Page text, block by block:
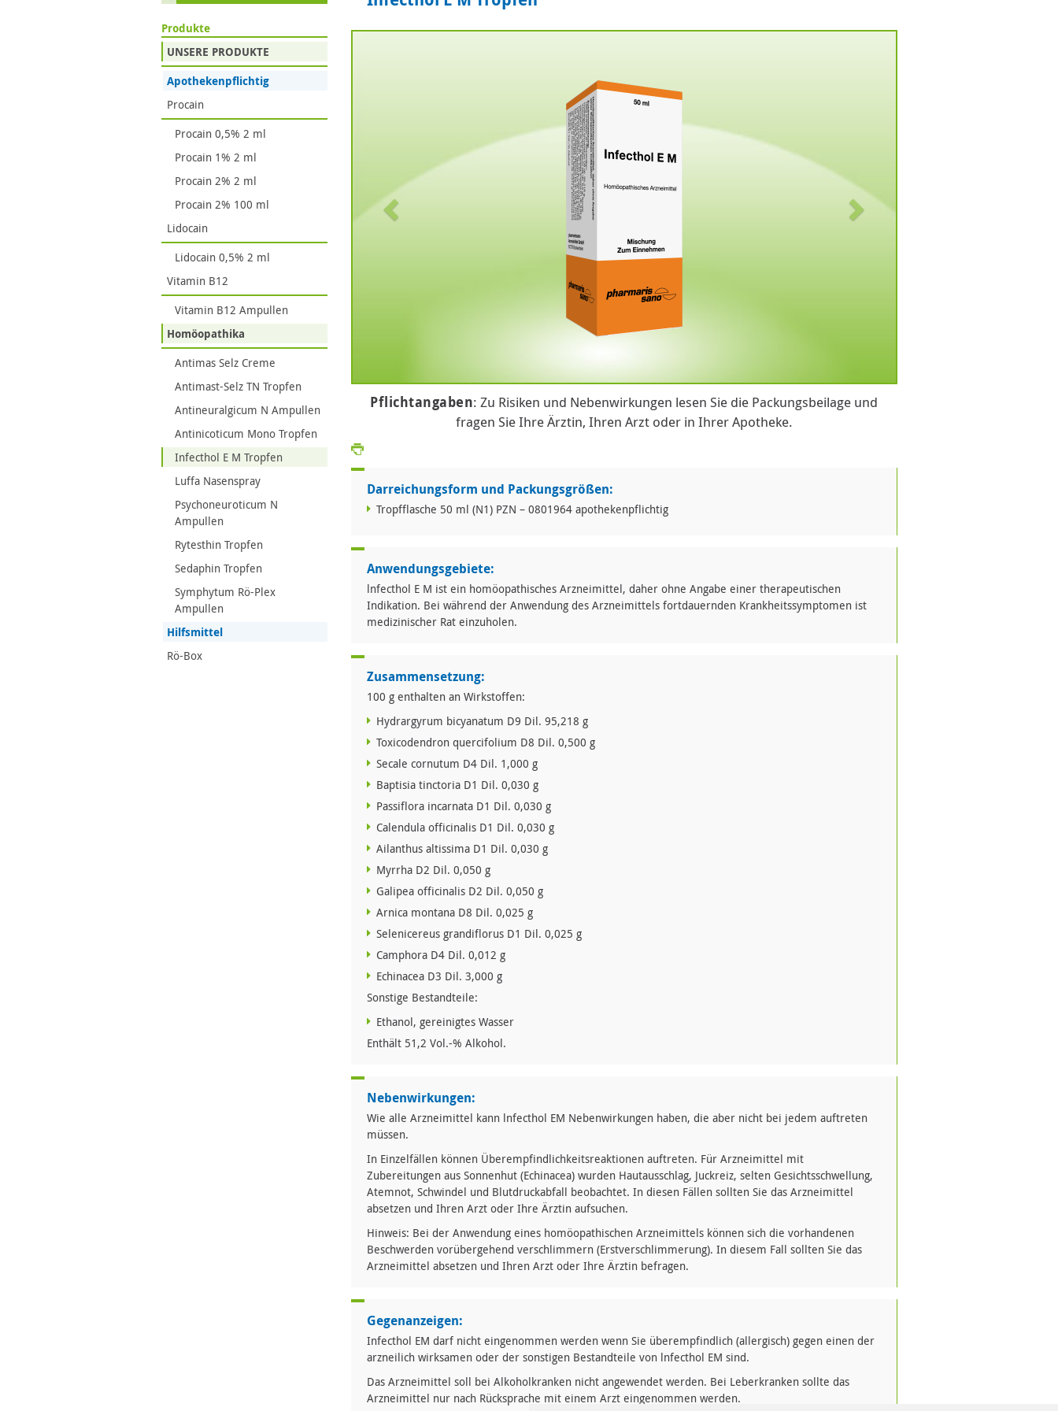
Pflichtangaben: Zu Risiken und Nebenwirkungen lesen Sie die Packungsbeilage und
fragen Sie Ihre Ärztin, Ihren Arzt oder in Ihrer Apotheke.
Darreichungsform und Packungsgrößen:
Tropfflasche 50 ml (N1) PZN – 0801964 apothekenpflichtig
Anwendungsgebiete:
lnfecthol E M ist ein homöopathisches Arzneimittel, daher ohne Angabe einer therapeutischen
Indikation. Bei während der Anwendung des Arzneimittels fortdauernden Krankheitssymptomen ist
medizinischer Rat einzuholen.
Zusammensetzung:
100 g enthalten an Wirkstoffen:
Hydrargyrum bicyanatum D9 Dil. 95,218 g
Toxicodendron quercifolium D8 Dil. 0,500 g
Secale cornutum D4 Dil. 1,000 g
Baptisia tinctoria D1 Dil. 0,030 g
Passiflora incarnata D1 Dil. 0,030 g
Calendula officinalis D1 Dil. 0,030 g
Ailanthus altissima D1 Dil. 0,030 g
Myrrha D2 Dil. 0,050 g
Galipea officinalis D2 Dil. 0,050 g
Arnica montana D8 Dil. 0,025 g
Selenicereus grandiflorus D1 Dil. 0,025 g
Camphora D4 Dil. 0,012 g
Echinacea D3 Dil. 3,000 g
Sonstige Bestandteile:
Ethanol, gereinigtes Wasser
Enthält 51,2 Vol.-% Alkohol.
Nebenwirkungen:
Wie alle Arzneimittel kann lnfecthol EM Nebenwirkungen haben, die aber nicht bei jedem auftreten
müssen.
In Einzelfällen können Überempfindlichkeitsreaktionen auftreten. Für Arzneimittel mit
Zubereitungen aus Sonnenhut (Echinacea) wurden Hautausschlag, Juckreiz, selten Gesichtsschwellung,
Atemnot, Schwindel und Blutdruckabfall beobachtet. In diesen Fällen sollten Sie das Arzneimittel
absetzen und Ihren Arzt oder Ihre Ärztin aufsuchen.
Hinweis: Bei der Anwendung eines homöopathischen Arzneimittels können sich die vorhandenen
Beschwerden vorübergehend verschlimmern (Erstverschlimmerung). In diesem Fall sollten Sie das
Arzneimittel absetzen und Ihren Arzt oder Ihre Ärztin befragen.
Gegenanzeigen:
Infecthol EM darf nicht eingenommen werden wenn Sie überempfindlich (allergisch) gegen einen der
arzneilich wirksamen oder der sonstigen Bestandteile von lnfecthol EM sind.
Das Arzneimittel soll bei Alkoholkranken nicht angewendet werden. Bei Leberkranken sollte das
Arzneimittel nur nach Rücksprache mit einem Arzt eingenommen werden.
Produkte
UNSERE PRODUKTE
Apothekenpflichtig
Procain
Procain 0,5% 2 ml
Procain 1% 2 ml
Procain 2% 2 ml
Procain 2% 100 ml
Lidocain
Lidocain 0,5% 2 ml
Vitamin B12
Vitamin B12 Ampullen
Homöopathika
Antimas Selz Creme
Antimast-Selz TN Tropfen
Antineuralgicum N Ampullen
Antinicoticum Mono Tropfen
Infecthol E M Tropfen
Luffa Nasenspray
Psychoneuroticum N
Ampullen
Rytesthin Tropfen
Sedaphin Tropfen
Symphytum Rö-Plex
Ampullen
Hilfsmittel
Rö-Box